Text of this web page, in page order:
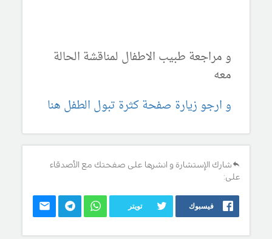
و مراجعة طبيب الاطفال لمناقشة الحالة
معه
و ارجو زيارة صفحة كثرة تبول الطفل هنا
شارك الإستشارة و انشرها على صفحتك مع الأصدقاء
على:
فيسبوك تويتر